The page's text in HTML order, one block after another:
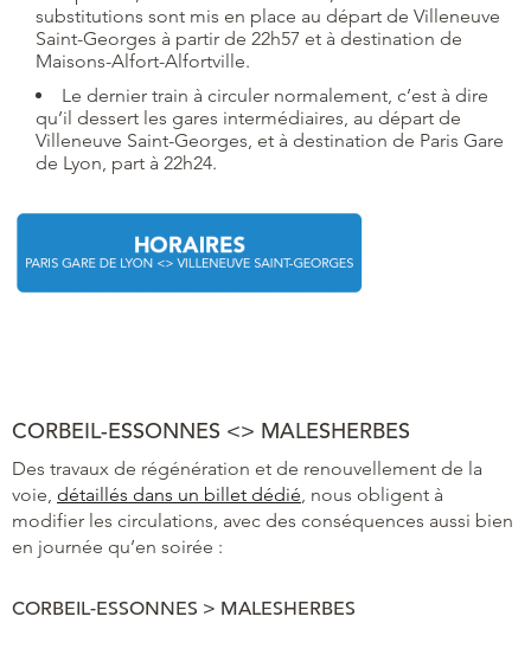
substitutions sont mis en place au départ de Villeneuve
Saint-Georges à partir de 22h57 et à destination de
Maisons-Alfort-Alfortville.
Le dernier train à circuler normalement, c’est à dire
qu’il dessert les gares intermédiaires, au départ de
Villeneuve Saint-Georges, et à destination de Paris Gare
de Lyon, part à 22h24.
CORBEIL-ESSONNES <> MALESHERBES
Des travaux de régénération et de renouvellement de la
voie, détaillés dans un billet dédié, nous obligent à
modifier les circulations, avec des conséquences aussi bien
en journée qu’en soirée :
CORBEIL-ESSONNES > MALESHERBES